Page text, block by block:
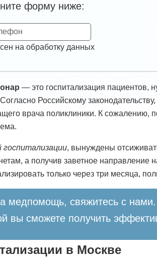
форму ниже:
на обработку данных
— это госпитализация пациентов,
Российскому
врача поликлиники. К сожалению,
госпитализации, вынуждены
а получив заветное направление
только через три месяца,
медпомощь, свяжитесь с
вы сможете получить
в Москве